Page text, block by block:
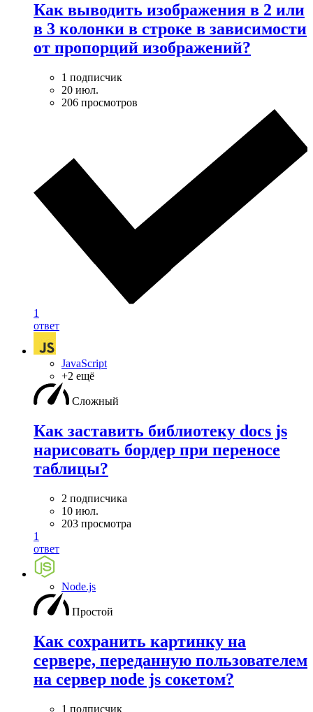
Как выводить изображения в 2 или
в 3 колонки в строке в зависимости
от пропорций изображений?
1 подписчик
20 июл.
206 просмотров
1
ответ
JavaScript
+2 ещё
Сложный
Как заставить библиотеку docs js
нарисовать бордер при переносе
таблицы?
2 подписчика
10 июл.
203 просмотра
1
ответ
Node.js
Простой
Как сохранить картинку на
сервере, переданную пользователем
на сервер node js сокетом?
1 подписчик